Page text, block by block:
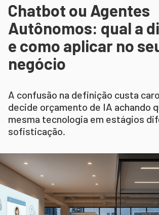
Chatbot ou Agentes
Autônomos: qual a
e como aplicar no
negócio
A confusão na definição custa
decide orçamento de IA achando
mesma tecnologia em estágios
sofisticação.